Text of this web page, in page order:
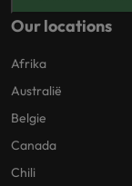
Our locations
Afrika
Australië
Belgie
Canada
Chili